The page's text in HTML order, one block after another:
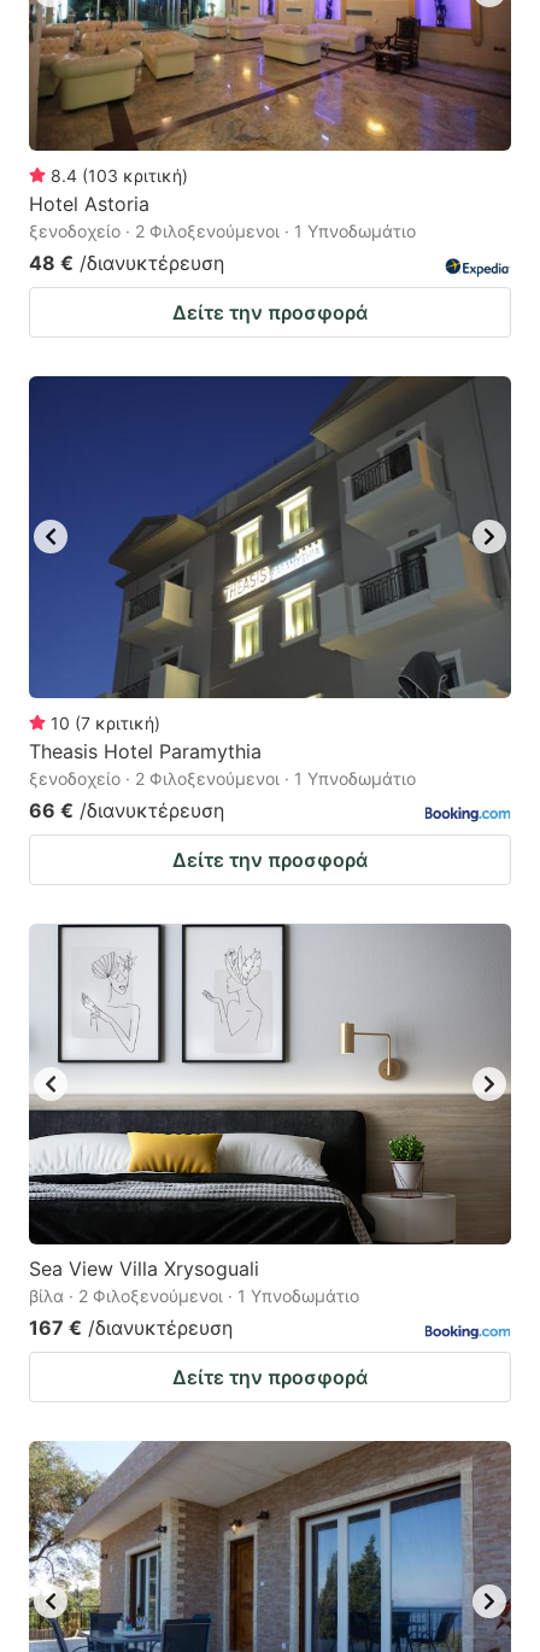
8.4 (103 κριτική)
Hotel Astoria
ξενοδοχείο · 2 Φιλοξενούμενοι · 1 Υπνοδωμάτιο
48 € /διανυκτέρευση
Δείτε την προσφορά
10 (7 κριτική)
Theasis Hotel Paramythia
ξενοδοχείο · 2 Φιλοξενούμενοι · 1 Υπνοδωμάτιο
66 € /διανυκτέρευση
Δείτε την προσφορά
Sea View Villa Xrysoguali
βίλα · 2 Φιλοξενούμενοι · 1 Υπνοδωμάτιο
167 € /διανυκτέρευση
Δείτε την προσφορά